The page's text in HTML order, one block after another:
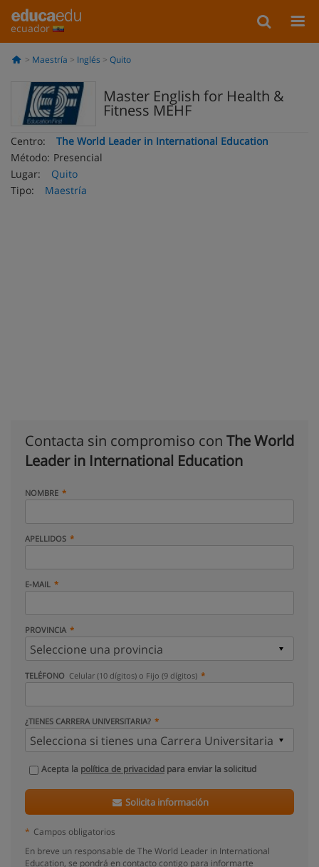
ecuador
Maestría Inglés Quito
Master English for Health &
Fitness MEHF
Centro:
The World Leader in International Education
Método: Presencial
Lugar:
Quito
Tipo:
Maestría
Contacta sin compromiso con The World
Leader in International Education
NOMBRE
APELLIDOS
E-MAIL
PROVINCIA
TELÉFONO Celular (10 dígitos) o Fijo (9 dígitos)
¿TIENES CARRERA UNIVERSITARIA?
Acepta la política de privacidad para enviar la solicitud
Solicita información
* Campos obligatorios
En breve un responsable de The World Leader in International
Education, se pondrá en contacto contigo para informarte